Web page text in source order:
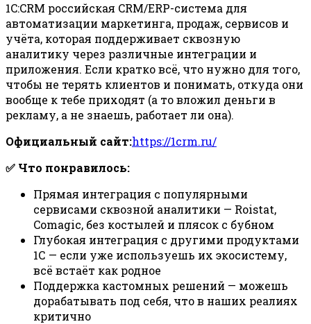
1C:CRM российская CRM/ERP-система для
автоматизации маркетинга, продаж, сервисов и
учёта, которая поддерживает сквозную
аналитику через различные интеграции и
приложения. Если кратко всё, что нужно для того,
чтобы не терять клиентов и понимать, откуда они
вообще к тебе приходят (а то вложил деньги в
рекламу, а не знаешь, работает ли она).
Официальный сайт:https://1crm.ru/
✅ Что понравилось:
Прямая интеграция с популярными
сервисами сквозной аналитики — Roistat,
Comagic, без костылей и плясок с бубном
Глубокая интеграция с другими продуктами
1С — если уже используешь их экосистему,
всё встаёт как родное
Поддержка кастомных решений — можешь
дорабатывать под себя, что в наших реалиях
критично